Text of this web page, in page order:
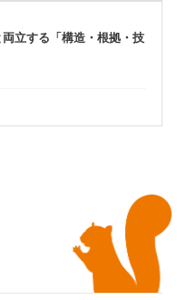
立する「構造・根拠・技